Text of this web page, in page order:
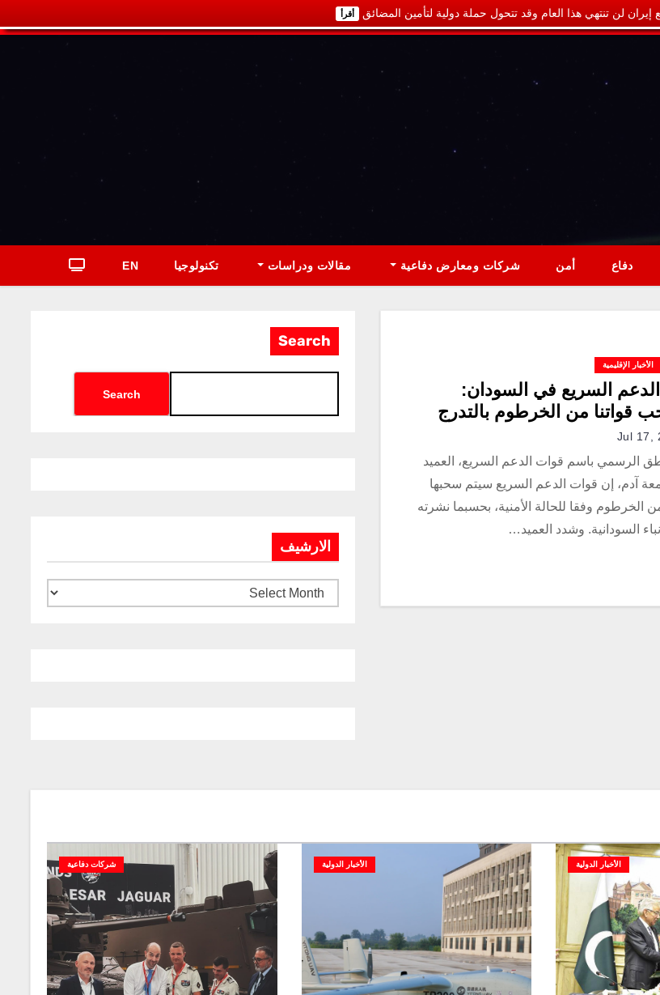
إيران لن تنتهي هذا العام وقد تتحول حملة دولية لتأمين المضائق أقرأ
دفاع أمن شركات ومعارض دفاعية مقالات ودراسات تكنولوجيا EN
الأخبار الإقليمية
الدعم السريع في السودان:
قواتنا من الخرطوم بالتدرج
Jul 17,
الرسمي باسم قوات الدعم السريع، العميد
آدم، إن قوات الدعم السريع سيتم سحبها
الخرطوم وفقا للحالة الأمنية، بحسبما نشرته
السودانية. وشدد العميد…
Search
Search
الارشيف
الأخبار الدولية الأخبار الدولية شركات دفاعية